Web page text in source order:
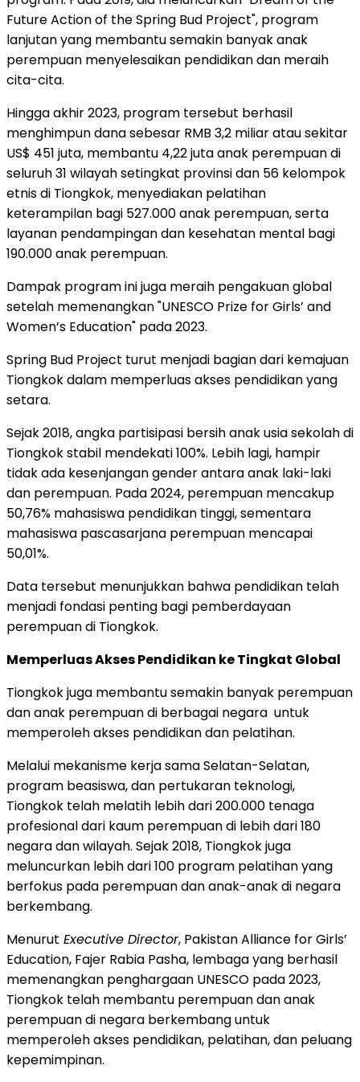
Future Action of the Spring Bud Project", program
lanjutan yang membantu semakin banyak anak
perempuan menyelesaikan pendidikan dan meraih
cita-cita.
Hingga akhir 2023, program tersebut berhasil
menghimpun dana sebesar RMB 3,2 miliar atau sekitar
US$ 451 juta, membantu 4,22 juta anak perempuan di
seluruh 31 wilayah setingkat provinsi dan 56 kelompok
etnis di Tiongkok, menyediakan pelatihan
keterampilan bagi 527.000 anak perempuan, serta
layanan pendampingan dan kesehatan mental bagi
190.000 anak perempuan.
Dampak program ini juga meraih pengakuan global
setelah memenangkan "UNESCO Prize for Girls’ and
Women’s Education" pada 2023.
Spring Bud Project turut menjadi bagian dari kemajuan
Tiongkok dalam memperluas akses pendidikan yang
setara.
Sejak 2018, angka partisipasi bersih anak usia sekolah di
Tiongkok stabil mendekati 100%. Lebih lagi, hampir
tidak ada kesenjangan gender antara anak laki-laki
dan perempuan. Pada 2024, perempuan mencakup
50,76% mahasiswa pendidikan tinggi, sementara
mahasiswa pascasarjana perempuan mencapai
50,01%.
Data tersebut menunjukkan bahwa pendidikan telah
menjadi fondasi penting bagi pemberdayaan
perempuan di Tiongkok.
Memperluas Akses Pendidikan ke Tingkat Global
Tiongkok juga membantu semakin banyak perempuan
dan anak perempuan di berbagai negara untuk
memperoleh akses pendidikan dan pelatihan.
Melalui mekanisme kerja sama Selatan-Selatan,
program beasiswa, dan pertukaran teknologi,
Tiongkok telah melatih lebih dari 200.000 tenaga
profesional dari kaum perempuan di lebih dari 180
negara dan wilayah. Sejak 2018, Tiongkok juga
meluncurkan lebih dari 100 program pelatihan yang
berfokus pada perempuan dan anak-anak di negara
berkembang.
Menurut Executive Director, Pakistan Alliance for Girls’
Education, Fajer Rabia Pasha, lembaga yang berhasil
memenangkan penghargaan UNESCO pada 2023,
Tiongkok telah membantu perempuan dan anak
perempuan di negara berkembang untuk
memperoleh akses pendidikan, pelatihan, dan peluang
kepemimpinan.